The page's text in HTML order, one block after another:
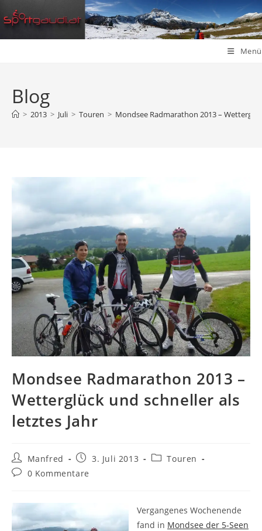
Zum
Inhalt
Menü
Blog
> 2013 > Juli > Touren > Mondsee Radmarathon 2013 –
Mondsee Radmarathon 2013 –
Wetterglück und schneller als
letztes Jahr
Beitrags-
Autor:
Manfred
Beitrag3. Juli 2013
Beitrags-
Touren
Beitrags-
0 Kommentare
Vergangenes Wochenende
fand in Mondsee der 5-Seen